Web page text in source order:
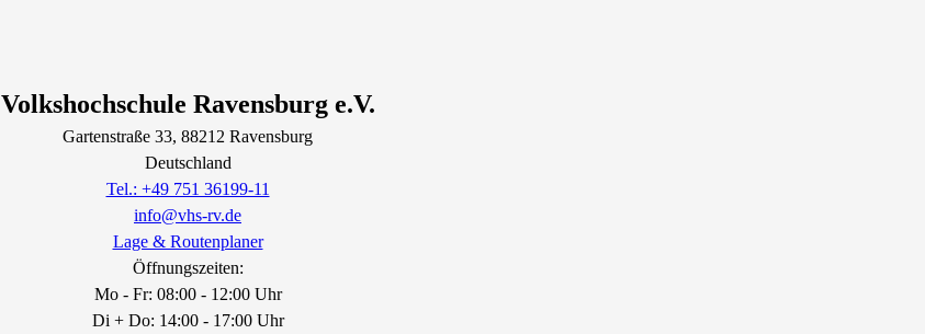
Volkshochschule Ravensburg e.V.
Gartenstraße 33, 88212 Ravensburg
Deutschland
Tel.: +49 751 36199-11
info@vhs-rv.de
Lage & Routenplaner
Öffnungszeiten:
Mo - Fr: 08:00 - 12:00 Uhr
Di + Do: 14:00 - 17:00 Uhr